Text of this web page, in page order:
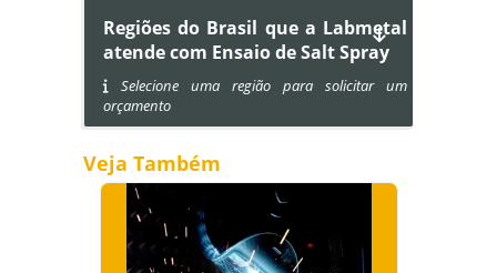
Regiões do Brasil que a Labmetal
atende com Ensaio de Salt Spray
Selecione uma região para solicitar um
orçamento
Veja Também